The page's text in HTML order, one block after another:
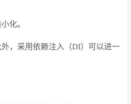
化。
，采用依赖注入（DI）可以进一